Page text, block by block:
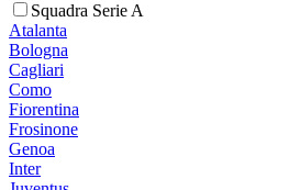
Squadra Serie A
Atalanta
Bologna
Cagliari
Como
Fiorentina
Frosinone
Genoa
Inter